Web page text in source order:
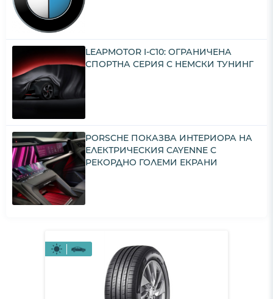
LEAPMOTOR I-C10: ОГРАНИЧЕНА
СПОРТНА СЕРИЯ С НЕМСКИ ТУНИНГ
PORSCHE ПОКАЗВА ИНТЕРИОРА НА
ЕЛЕКТРИЧЕСКИЯ CAYENNE С
РЕКОРДНО ГОЛЕМИ ЕКРАНИ